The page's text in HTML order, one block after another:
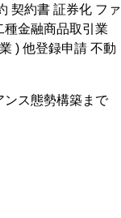
契約書 証券化 ファ
種金融商品取引業
) 他登録申請 不動
ンス態勢構築まで